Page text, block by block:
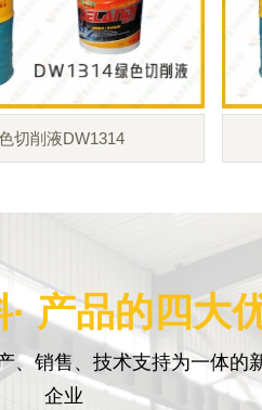
切削液DW1314
产品的四大
、销售、技术支持为一体的
企业